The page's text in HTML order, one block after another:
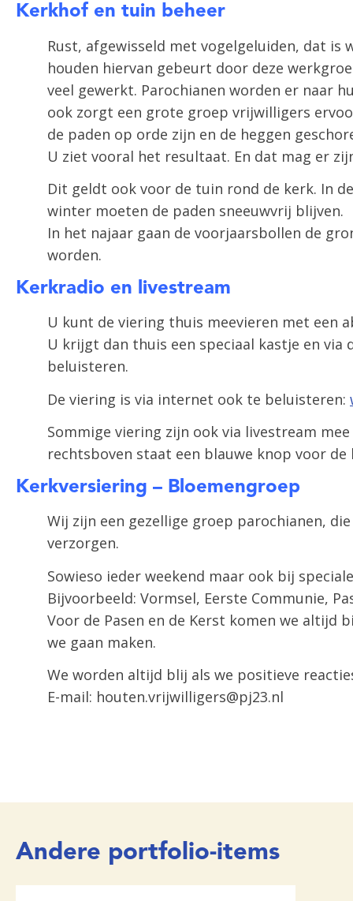
Kerkhof en tuin beheer
Rust, afgewisseld met vogelgeluiden, dat
houden hiervan gebeurt door deze
veel gewerkt. Parochianen worden er naar
ook zorgt een grote groep vrijwilligers
de paden op orde zijn en de heggen
U ziet vooral het resultaat. En dat mag er
Dit geldt ook voor de tuin rond de kerk. In
winter moeten de paden sneeuwvrij blijven.
In het najaar gaan de voorjaarsbollen de
worden.
Kerkradio en livestream
U kunt de viering thuis meevieren met een
U krijgt dan thuis een speciaal kastje en
beluisteren.
De viering is via internet ook te beluisteren:
Sommige viering zijn ook via livestream
rechtsboven staat een blauwe knop voor de
Kerkversiering – Bloemengroep
Wij zijn een gezellige groep parochianen,
verzorgen.
Sowieso ieder weekend maar ook bij
Bijvoorbeeld: Vormsel, Eerste Communie,
Voor de Pasen en de Kerst komen we altijd
we gaan maken.
We worden altijd blij als we positieve
E-mail: houten.vrijwilligers@pj23.nl
Andere portfolio-items